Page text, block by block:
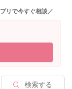
2026/5/10 8:34
リで今すぐ相談／
検索する